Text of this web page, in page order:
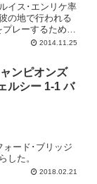
イス･エンリケ率
の地で行われる
レーするためで
ての首位ですの
すが、地元では
していないのが特
たし、難しい試
2014.11.25
ンピオンズ
ルシー 1-1 バ
ード･ブリッジ
した。
2018.02.21